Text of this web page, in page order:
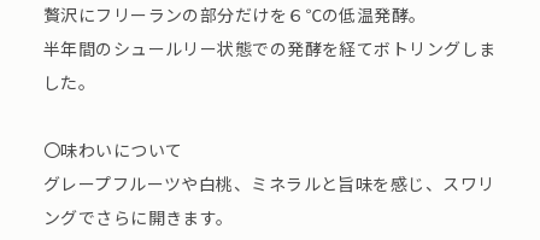
贅沢にフリーランの部分だけを６℃の低温発酵。
半年間のシュールリー状態での発酵を経てボトリングしま
した。
〇味わいについて
グレープフルーツや白桃、ミネラルと旨味を感じ、スワリ
ングでさらに開きます。